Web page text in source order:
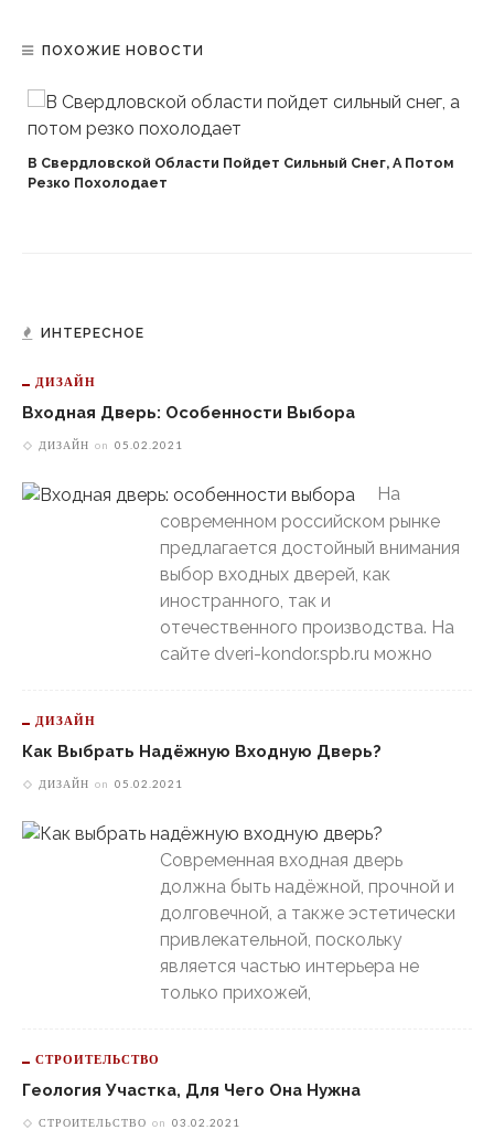
ПОХОЖИЕ НОВОСТИ
В Свердловской Области Пойдет Сильный Снег, А Потом
Резко Похолодает
ИНТЕРЕСНОЕ
ДИЗАЙН
Входная Дверь: Особенности Выбора
ДИЗАЙН on 05.02.2021
На
современном российском рынке
предлагается достойный внимания
выбор входных дверей, как
иностранного, так и
отечественного производства. На
сайте dveri-kondor.spb.ru можно
ДИЗАЙН
Как Выбрать Надёжную Входную Дверь?
ДИЗАЙН on 05.02.2021
Современная входная дверь
должна быть надёжной, прочной и
долговечной, а также эстетически
привлекательной, поскольку
является частью интерьера не
только прихожей,
СТРОИТЕЛЬСТВО
Геология Участка, Для Чего Она Нужна
СТРОИТЕЛЬСТВО on 03.02.2021